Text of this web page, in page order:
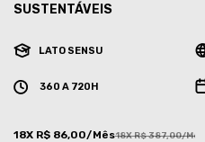
SUSTENTÁVEIS
LATO SENSU
360 A 720H
18X R$ 86,00/Mês18X R$ 387,00/Mês